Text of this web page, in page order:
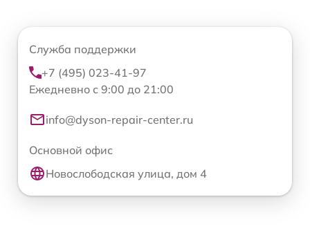
Служба поддержки
+7 (495) 023-41-97
Ежедневно с 9:00 до 21:00
info@dyson-repair-center.ru
Основной офис
Новослободская улица, дом 4